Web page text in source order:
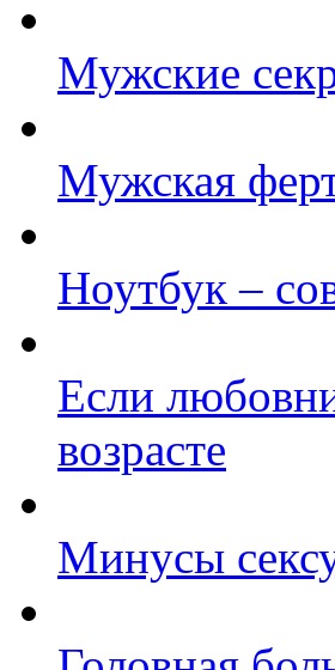
Мужские
Мужская
Ноутбук –
Если
возрасте
Минусы